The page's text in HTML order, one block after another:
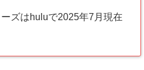
ズはhuluで2025年7月現在